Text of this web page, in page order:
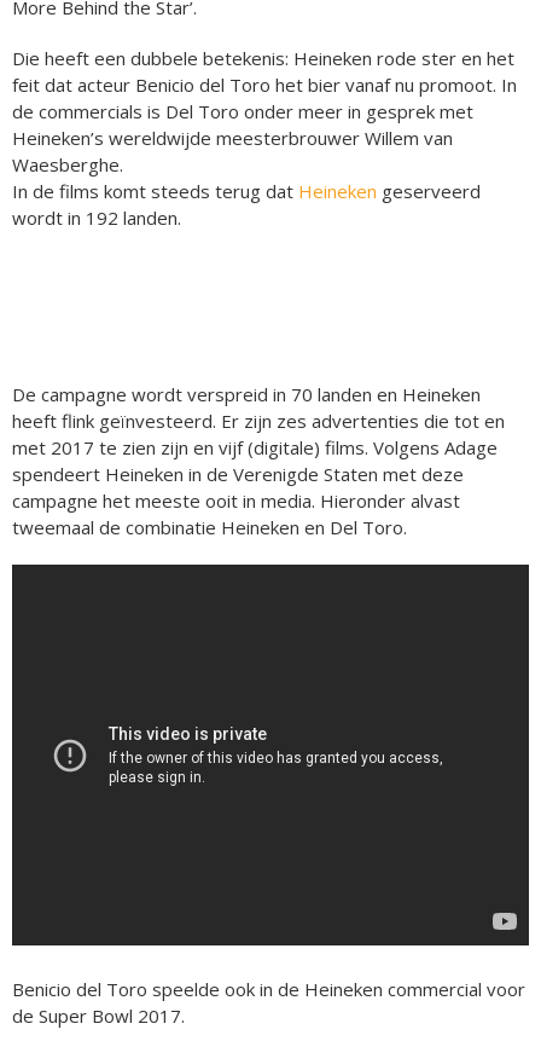
More Behind the Star’.
Die heeft een dubbele betekenis: Heineken rode ster en het
feit dat acteur Benicio del Toro het bier vanaf nu promoot. In
de commercials is Del Toro onder meer in gesprek met
Heineken’s wereldwijde meesterbrouwer Willem van
Waesberghe.
In de films komt steeds terug dat Heineken geserveerd
wordt in 192 landen.
De campagne wordt verspreid in 70 landen en Heineken
heeft flink geïnvesteerd. Er zijn zes advertenties die tot en
met 2017 te zien zijn en vijf (digitale) films. Volgens Adage
spendeert Heineken in de Verenigde Staten met deze
campagne het meeste ooit in media. Hieronder alvast
tweemaal de combinatie Heineken en Del Toro.
Benicio del Toro speelde ook in de Heineken commercial voor
de Super Bowl 2017.